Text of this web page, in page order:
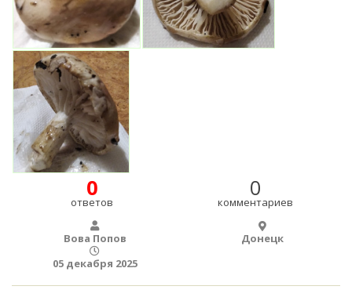
0
ответов
0
комментариев
Вова Попов
Донецк
05 декабря 2025